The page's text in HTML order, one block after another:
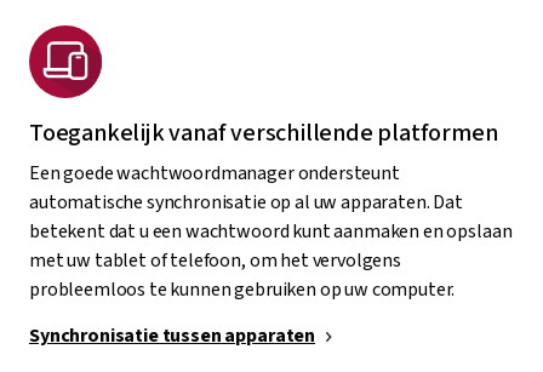
Toegankelijk vanaf verschillende platformen
Een goede wachtwoordmanager ondersteunt
automatische synchronisatie op al uw apparaten. Dat
betekent dat u een wachtwoord kunt aanmaken en opslaan
met uw tablet of telefoon, om het vervolgens
probleemloos te kunnen gebruiken op uw computer.
Synchronisatie tussen apparaten